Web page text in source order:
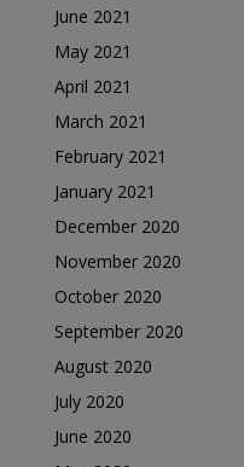
June 2021
May 2021
April 2021
March 2021
February 2021
January 2021
December 2020
November 2020
October 2020
September 2020
August 2020
July 2020
June 2020